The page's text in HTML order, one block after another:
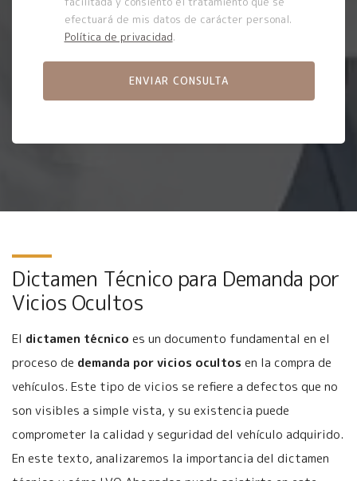
efectuará de mis datos de carácter personal.
Política de privacidad.
Dictamen Técnico para Demanda por
Vicios Ocultos
El dictamen técnico es un documento fundamental en el
proceso de demanda por vicios ocultos en la compra de
vehículos. Este tipo de vicios se refiere a defectos que no
son visibles a simple vista, y su existencia puede
comprometer la calidad y seguridad del vehículo adquirido.
En este texto, analizaremos la importancia del dictamen